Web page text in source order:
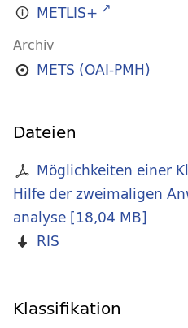
METLIS+
Archiv
METS (OAI-PMH)
Dateien
Möglichkeiten einer
Hilfe der zweimaligen
analyse [18,04 MB]
RIS
Klassifikation